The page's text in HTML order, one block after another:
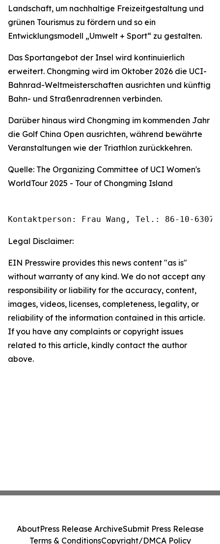
Landschaft, um nachhaltige Freizeitgestaltung und
grünen Tourismus zu fördern und so ein
Entwicklungsmodell „Umwelt + Sport“ zu gestalten.
Das Sportangebot der Insel wird kontinuierlich
erweitert. Chongming wird im Oktober 2026 die UCI-
Bahnrad-Weltmeisterschaften ausrichten und künftig
Bahn- und Straßenradrennen verbinden.
Darüber hinaus wird Chongming im kommenden Jahr
die Golf China Open ausrichten, während bewährte
Veranstaltungen wie der Triathlon zurückkehren.
Quelle: The Organizing Committee of UCI Women's
WorldTour 2025 - Tour of Chongming Island
Kontaktperson: Frau Wang, Tel.: 86-10-
Legal Disclaimer:
EIN Presswire provides this news content "as is"
without warranty of any kind. We do not accept any
responsibility or liability for the accuracy, content,
images, videos, licenses, completeness, legality, or
reliability of the information contained in this article.
If you have any complaints or copyright issues
related to this article, kindly contact the author
above.
AboutPress Release ArchiveSubmit Press Release
Terms & ConditionsCopyright/DMCA Policy